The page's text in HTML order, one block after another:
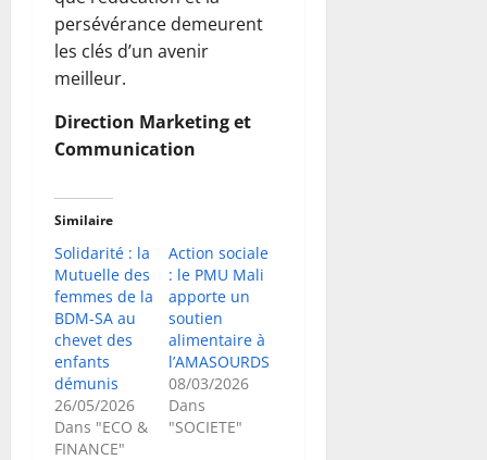
persévérance demeurent
les clés d’un avenir
meilleur.
Direction Marketing et
Communication
Similaire
Solidarité : la
Mutuelle des
femmes de la
BDM-SA au
chevet des
enfants
démunis
26/05/2026
Dans "ECO &
FINANCE"
Action sociale
: le PMU Mali
apporte un
soutien
alimentaire à
l’AMASOURDS
08/03/2026
Dans
"SOCIETE"